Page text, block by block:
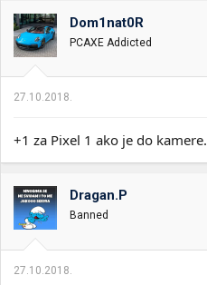
Dom1nat0R
PCAXE Addicted
27.10.2018.
+1 za Pixel 1 ako je do kamere.
Dragan.P
Banned
27.10.2018.